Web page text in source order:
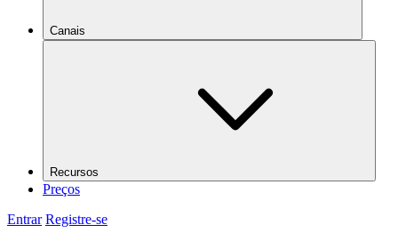
Canais
Recursos
Preços
Entrar Registre-se